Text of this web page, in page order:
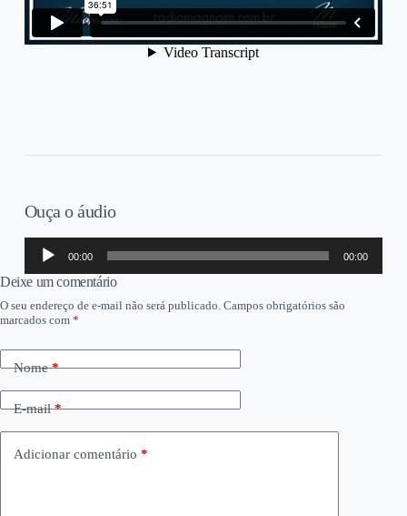
Ouça o áudio
Tocador
áudio
00:00 00:00
Deixe um comentário
O seu endereço de e-mail não será publicado. Campos obrigatórios são
marcados com *
Nome*
E-mail*
Adicionar comentário *